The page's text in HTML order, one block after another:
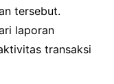
tersebut.
laporan
transaksi